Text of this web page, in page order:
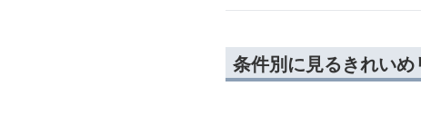
条件別に見るきれい